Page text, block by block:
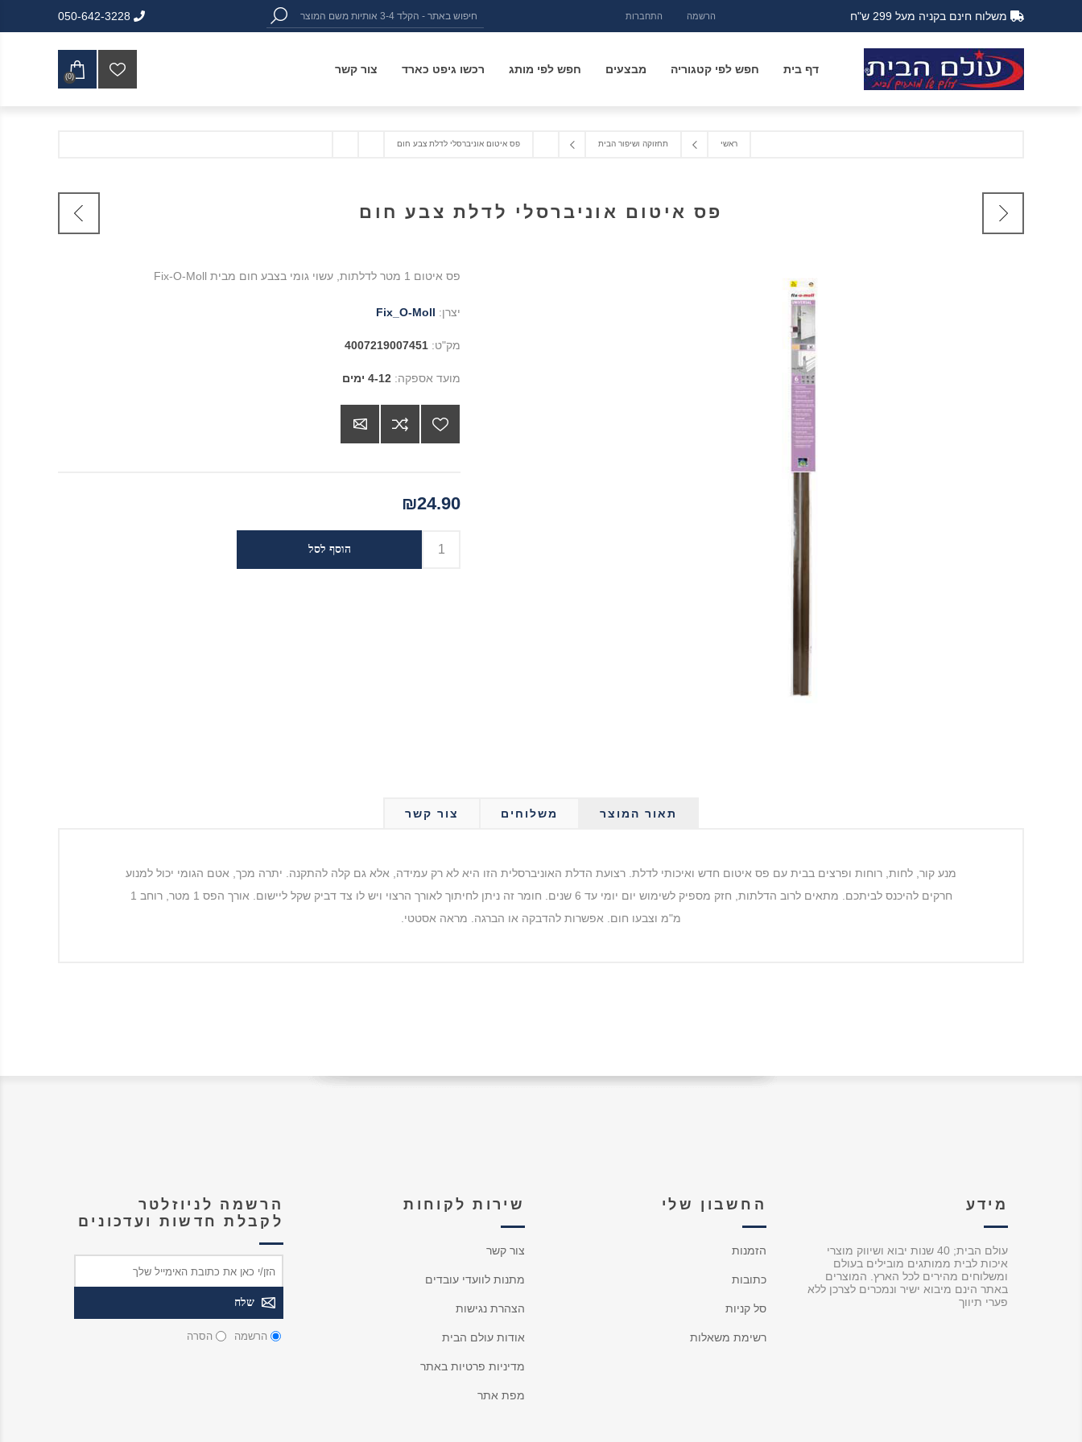
הרשמה התחברות משלוח חינם בקניה מעל 299 ש"ח 050-642-3228
דף בית חפש לפי קטגוריה מבצעים חפש לפי מותג רכשו גיפט כארד צור קשר
(0)
ראשי תחזוקה ושיפור הבית פס איטום אוניברסלי לדלת צבע חום
פס איטום אוניברסלי לדלת צבע חום
פס איטום 1 מטר לדלתות, עשוי גומי בצבע חום מבית Fix-O-Moll
יצרן: Fix_O-Moll
מק"ט: 4007219007451
מועד אספקה: 4-12 ימים
₪24.90
תאור המוצר משלוחים צור קשר
מנע קור, לחות, רוחות ופרצים בבית עם פס איטום חדש ואיכותי לדלת. רצועת הדלת האוניברסלית הזו היא לא רק עמידה, אלא גם קלה להתקנה. יתרה מכך, אטם הגומי יכול למנוע
חרקים להיכנס לביתכם. מתאים לרוב הדלתות, חזק מספיק לשימוש יום יומי עד 6 שנים. חומר זה ניתן לחיתוך לאורך הרצוי ויש לו צד דביק שקל ליישום. אורך הפס 1 מטר, רוחב 1
מ"מ וצבעו חום. אפשרות להדבקה או הברגה. מראה אסטטי.
מידע
עולם הבית; 40 שנות יבוא ושיווק מוצרי
איכות לבית ממותגים מובילים בעולם
ומשלוחים מהירים לכל הארץ. המוצרים
באתר הינם מיבוא ישיר ונמכרים לצרכן ללא
פערי תיווך
החשבון שלי
הזמנות
כתובות
סל קניות
רשימת משאלות
שירות לקוחות
צור קשר
מתנות לוועדי עובדים
הצהרת נגישות
אודות עולם הבית
מדיניות פרטיות באתר
מפת אתר
הרשמה לניוזלטר
לקבלת חדשות ועדכונים
הרשמה הסרה